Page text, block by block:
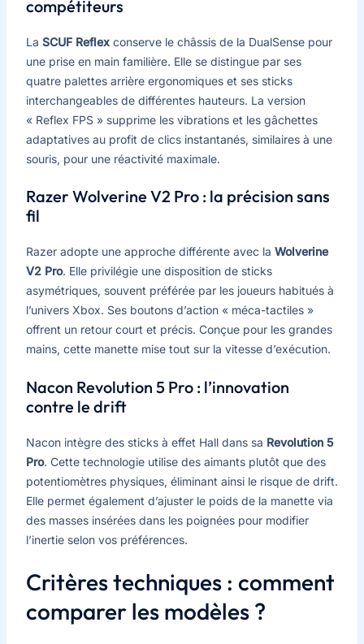
compétiteurs
La SCUF Reflexconserve le châssis de la DualSense pour
une prise en main familière. Elle se distingue par ses
quatre palettes arrière ergonomiques et ses sticks
interchangeables de différentes hauteurs. La version
« Reflex FPS » supprime les vibrations et les gâchettes
adaptatives au profit de clics instantanés, similaires à une
souris, pour une réactivité maximale.
Razer Wolverine V2 Pro : la précision sans
fil
Razer adopte une approche différente avec la Wolverine
V2 Pro. Elle privilégie une disposition de sticks
asymétriques, souvent préférée par les joueurs habitués à
l’univers Xbox. Ses boutons d’action « méca-tactiles »
offrent un retour court et précis. Conçue pour les grandes
mains, cette manette mise tout sur la vitesse d’exécution.
Nacon Revolution 5 Pro : l’innovation
contre le drift
Nacon intègre des sticks à effet Hall dans sa Revolution 5
Pro. Cette technologie utilise des aimants plutôt que des
potentiomètres physiques, éliminant ainsi le risque de drift.
Elle permet également d’ajuster le poids de la manette via
des masses insérées dans les poignées pour modifier
l’inertie selon vos préférences.
Critères techniques : comment
comparer les modèles ?